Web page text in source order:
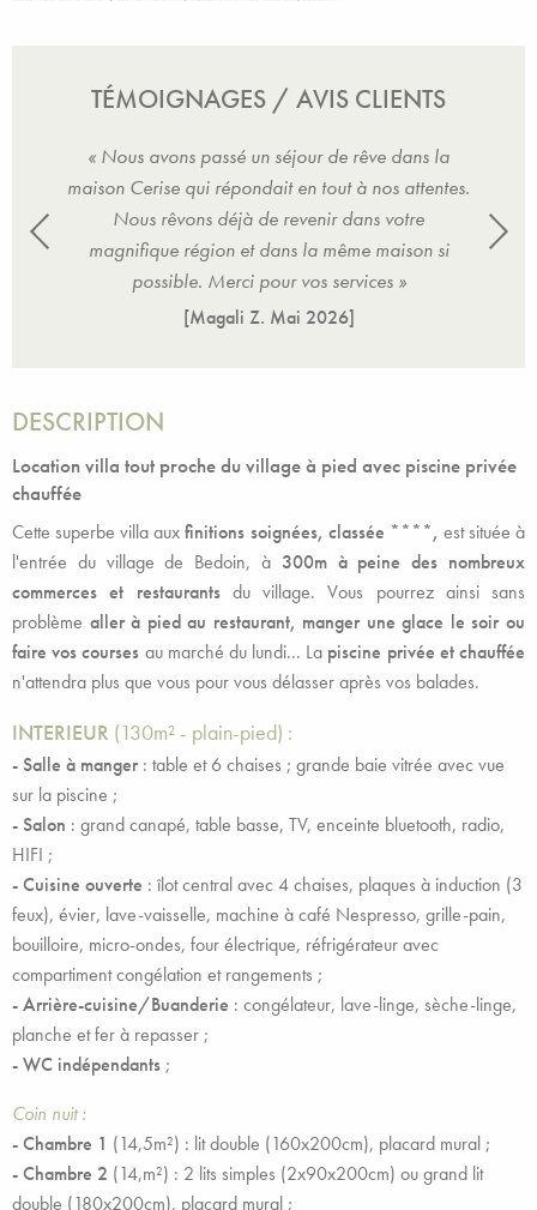
TÉMOIGNAGES / AVIS CLIENTS
« Nous avons passé un séjour de rêve dans la
maison Cerise qui répondait en tout à nos attentes.
Nous rêvons déjà de revenir dans votre
magnifique région et dans la même maison si
possible. Merci pour vos services »
[Magali Z. Mai 2026]
DESCRIPTION
Location villa tout proche du village à pied avec piscine privée
chauffée
Cette superbe villa auxfinitions soignées, classée ****, est située à
l'entrée du village de Bedoin, à 300m à peine des nombreux
commerces et restaurantsdu village. Vous pourrez ainsi sans
problème aller à pied au restaurant, manger une glace le soir ou
faire vos courses au marché du lundi... La piscine privée et chauffée
n'attendra plus que vous pour vous délasser après vos balades.
INTERIEUR (130m² - plain-pied) :
- Salle à manger: table et 6 chaises ; grande baie vitrée avec vue
sur la piscine ;
- Salon : grand canapé, table basse, TV, enceinte bluetooth, radio,
HIFI ;
- Cuisine ouverte : îlot central avec 4 chaises, plaques à induction (3
feux), évier, lave-vaisselle, machine à café Nespresso, grille-pain,
bouilloire, micro-ondes, four électrique, réfrigérateur avec
compartiment congélation et rangements ;
- Arrière-cuisine/Buanderie : congélateur, lave-linge, sèche-linge,
planche et fer à repasser ;
- WC indépendants ;
Coin nuit :
- Chambre 1 (14,5m²) : lit double (160x200cm), placard mural ;
- Chambre 2 (14,m²) : 2 lits simples (2x90x200cm) ou grand lit
double (180x200cm), placard mural ;